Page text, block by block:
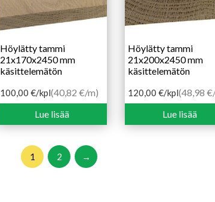
Höylätty tammi
21x170x2450 mm
käsittelemätön
100,00 €/kpl(40,82 €/m)
Lue lisää
Höylätty tammi
21x200x2450 mm
käsittelemätön
120,00 €/kpl(48,98
Lue lisää
1 2 →